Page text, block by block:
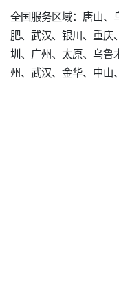
全国服务区域：唐山、
肥、武汉、银川、重庆
圳、广州、太原、乌鲁
州、武汉、金华、中山